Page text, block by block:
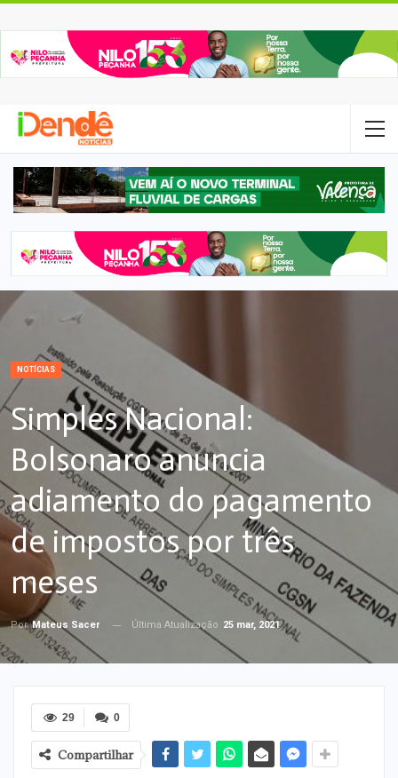
NOTÍCIAS
Simples Nacional:
Bolsonaro anuncia
adiamento do pagamento
de impostos por três
meses
PorMateus Sacer Última Atualização 25 mar, 2021
0
29
Compartilhar